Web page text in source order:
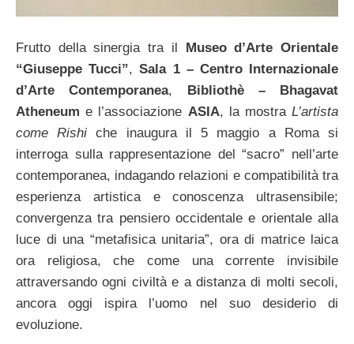
Frutto della sinergia tra il Museo d’Arte Orientale
“Giuseppe Tucci”,Sala 1 – Centro Internazionale
d’Arte Contemporanea, Bibliothè – Bhagavat
Atheneum e l’associazione ASIA, la mostra L’artista
come Rishi che inaugura il 5 maggio a Roma si
interroga sulla rappresentazione del “sacro” nell’arte
contemporanea, indagando relazioni e compatibilità tra
esperienza artistica e conoscenza ultrasensibile;
convergenza tra pensiero occidentale e orientale alla
luce di una “metafisica unitaria”, ora di matrice laica
ora religiosa, che come una corrente invisibile
attraversando ogni civiltà e a distanza di molti secoli,
ancora oggi ispira l’uomo nel suo desiderio di
evoluzione.